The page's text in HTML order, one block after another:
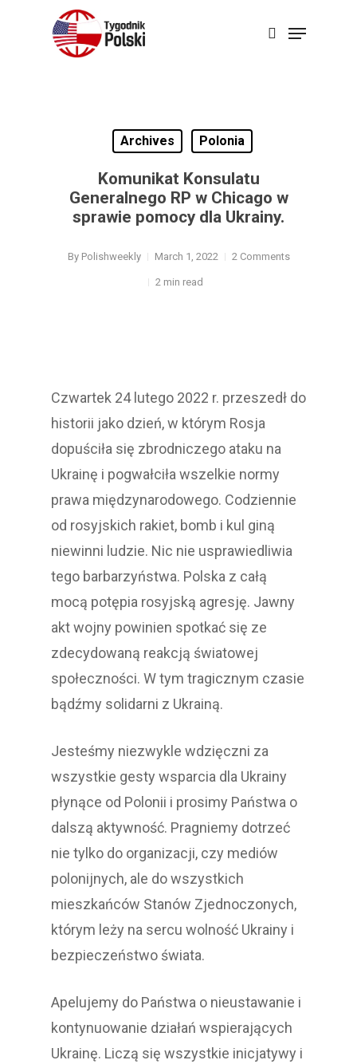
search
Menu
Archives Polonia
Komunikat Konsulatu
Generalnego RP w Chicago w
sprawie pomocy dla Ukrainy.
By Polishweekly March 1, 2022 2 Comments
2 min read
Czwartek 24 lutego 2022 r. przeszedł do
historii jako dzień, w którym Rosja
dopuściła się zbrodniczego ataku na
Ukrainę i pogwałciła wszelkie normy
prawa międzynarodowego. Codziennie
od rosyjskich rakiet, bomb i kul giną
niewinni ludzie. Nic nie usprawiedliwia
tego barbarzyństwa. Polska z całą
mocą potępia rosyjską agresję. Jawny
akt wojny powinien spotkać się ze
zdecydowaną reakcją światowej
społeczności. W tym tragicznym czasie
bądźmy solidarni z Ukrainą.
Jesteśmy niezwykle wdzięczni za
wszystkie gesty wsparcia dla Ukrainy
płynące od Polonii i prosimy Państwa o
dalszą aktywność. Pragniemy dotrzeć
nie tylko do organizacji, czy mediów
polonijnych, ale do wszystkich
mieszkańców Stanów Zjednoczonych,
którym leży na sercu wolność Ukrainy i
bezpieczeństwo świata.
Apelujemy do Państwa o nieustawanie i
kontynuowanie działań wspierających
Ukrainę. Liczą się wszystkie inicjatywy i